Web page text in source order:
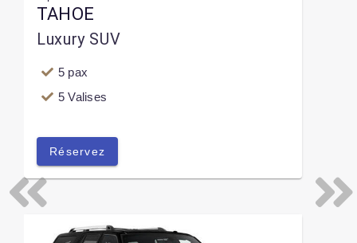
TAHOE
Luxury SUV
5 pax
5 Valises
Réservez
Previous Next